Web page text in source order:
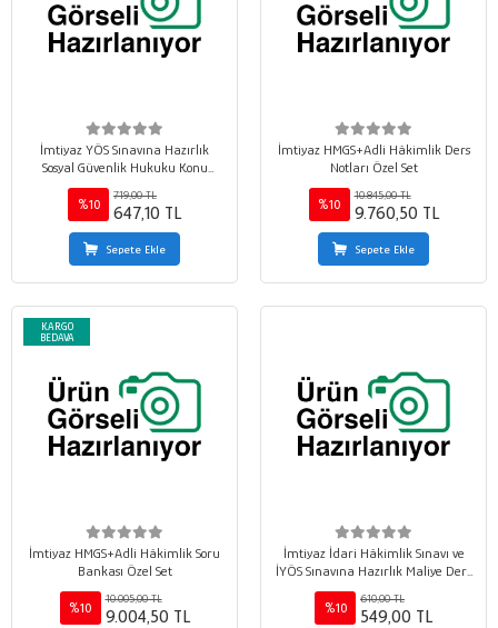
İmtiyaz YÖS Sınavına Hazırlık
Sosyal Güvenlik Hukuku Konu
Anlatımı -Soru Bankası
%10
719,00 TL
647,10 TL
Sepete Ekle
İmtiyaz HMGS+Adli Hâkimlik Ders
Notları Özel Set
%10
10.845,00 TL
9.760,50 TL
Sepete Ekle
KARGO
BEDAVA
İmtiyaz HMGS+Adli Hâkimlik Soru
Bankası Özel Set
%10
10.005,00 TL
9.004,50 TL
İmtiyaz İdari Hâkimlik Sınavı ve
İYÖS Sınavına Hazırlık Maliye Ders
Notları
%10
610,00 TL
549,00 TL